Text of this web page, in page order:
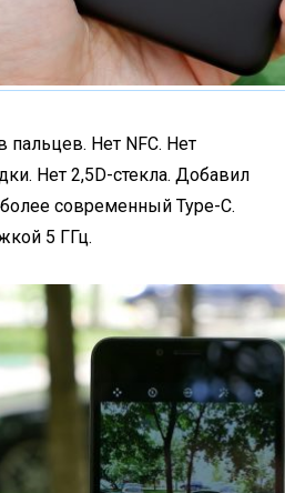
пальцев. Нет NFC. Нет
Нет 2,5D-стекла. Добавил
современный Type-C.
5 ГГц.